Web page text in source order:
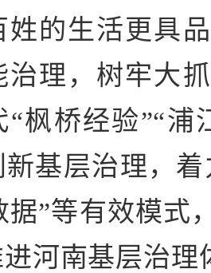
姓的生活更具
治理，树牢大
“枫桥经验”“
基层治理，
据”等有效模式
河南基层治